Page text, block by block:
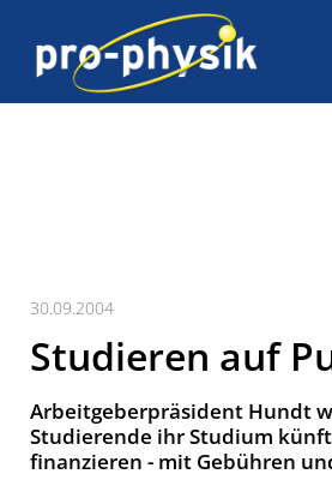
30.09.2004
Studieren auf
Arbeitgeberpräsident Hundt
Studierende ihr Studium
finanzieren - mit Gebühren